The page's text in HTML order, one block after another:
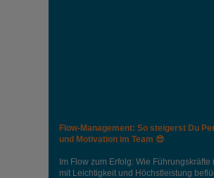
Flow-Management: So steigerst Du
und Motivation im Team 😎
Im Flow zum Erfolg: Wie Führungskräfte
mit Leichtigkeit und Höchstleistung